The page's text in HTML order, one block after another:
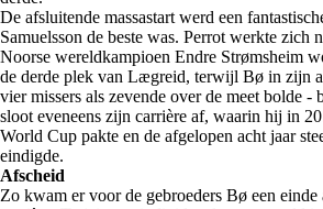
De afsluitende massastart werd een
Samuelsson de beste was. Perrot werkte zich
Noorse wereldkampioen Endre Strømsheim
de derde plek van Lægreid, terwijl Bø in zijn
vier missers als zevende over de meet bolde -
sloot eveneens zijn carrière af, waarin hij in
World Cup pakte en de afgelopen acht jaar
eindigde.
Afscheid
Zo kwam er voor de gebroeders Bø een einde